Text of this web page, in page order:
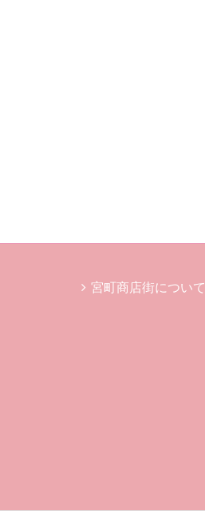
宮町商店街について